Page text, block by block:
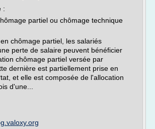
:
partiel ou chômage technique
chômage partiel, les salariés
perte de salaire peuvent bénéficier
chômage partiel versée par
dernière est partiellement prise en
et elle est composée de l'allocation
d'une...